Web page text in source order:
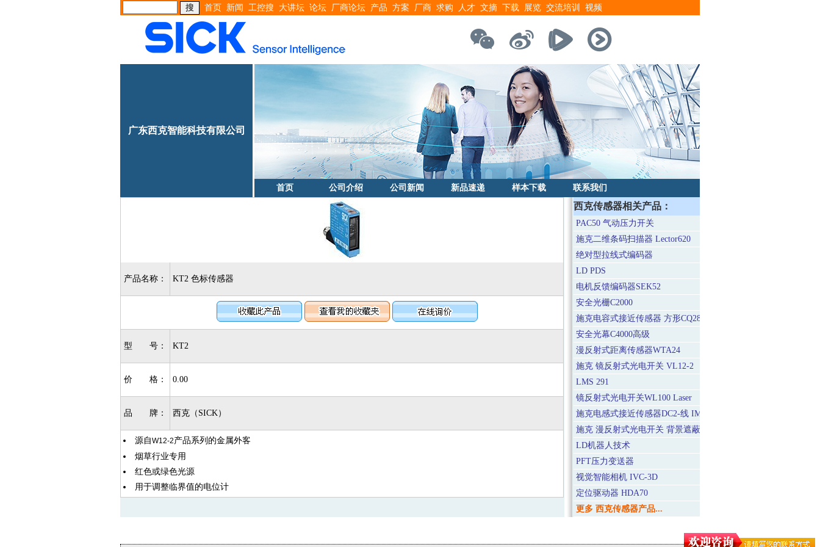
首页 新闻 工控搜 大讲坛 论坛 厂商论坛 产品 方案 厂商 求购 人才 文摘 下载 展览 交流培训 视频
广东西克智能科技有限公司
首页 公司介绍 公司新闻 新品速递 样本下载 联系我们
产品名称： KT2 色标传感器
型 号： KT2
价 格： 0.00
品 牌： 西克（SICK）
源自W12-2产品系列的金属外客
烟草行业专用
红色或绿色光源
用于调整临界值的电位计
西克传感器相关产品：
PAC50 气动压力开关
施克二维条码扫描器 Lector620
绝对型拉线式编码器
LD PDS
电机反馈编码器SEK52
安全光栅C2000
施克电容式接近传感器 方形CQ28
安全光幕C4000高级
漫反射式距离传感器WTA24
施克 镜反射式光电开关 VL12-2
LMS 291
镜反射式光电开关WL100 Laser
施克电感式接近传感器DC2-线 IM12
施克 漫反射式光电开关 背景遮蔽BGS WT150（迷你），增强型
LD机器人技术
PFT压力变送器
视觉智能相机 IVC-3D
定位驱动器 HDA70
更多 西克传感器产品...